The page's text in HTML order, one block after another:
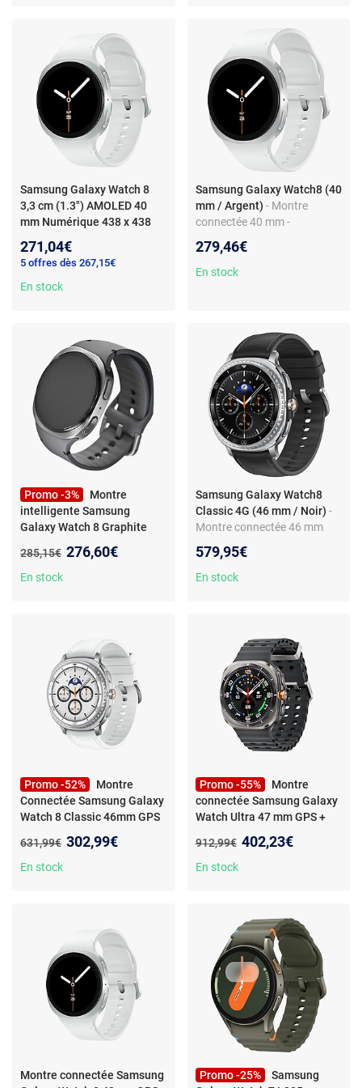
Samsung Galaxy Watch 8
3,3 cm (1.3") AMOLED 40
mm Numérique 438 x 438
Wifi GPS (satellite)
271,04€
5 offres dès 267,15€
En stock
Samsung Galaxy Watch8 (40
mm / Argent) - Montre
connectée 40 mm -
GPS - RAM 2 Go - écran
tactile Super AMOLED 1.34" -
279,46€
En stock
Promo -3%
Montre
intelligente Samsung
Galaxy Watch 8 Graphite
Ancien prix :
285,15€ Nouveau prix :
276,60€
En stock
Samsung Galaxy Watch8
Classic 4G (46 mm / Noir) -
Montre connectée 46 mm
étanche IP68 - GPS - RAM 2
Go - écran tactile Super
bracelet hybride premium
579,95€
En stock
Promo -52%
Montre
Connectée Samsung Galaxy
Watch 8 Classic 46mm GPS
Ancien prix :
631,99€ Nouveau prix :
302,99€
En stock
Promo -55%
Montre
connectée Samsung Galaxy
Watch Ultra 47 mm GPS +
Ancien prix :
912,99€ Nouveau prix :
402,23€
En stock
Montre connectée Samsung
Promo -25%
Samsung